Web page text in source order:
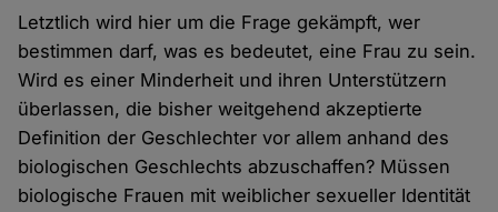
Letztlich wird hier um die Frage gekämpft, wer
bestimmen darf, was es bedeutet, eine Frau zu sein.
Wird es einer Minderheit und ihren Unterstützern
überlassen, die bisher weitgehend akzeptierte
Definition der Geschlechter vor allem anhand des
biologischen Geschlechts abzuschaffen? Müssen
biologische Frauen mit weiblicher sexueller Identität